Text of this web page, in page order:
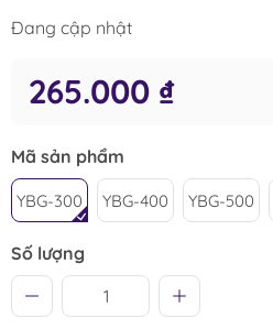
Đang cập nhật
265.000 ₫
Mã sản phẩm
YBG-300 YBG-400 YBG-500
Số lượng